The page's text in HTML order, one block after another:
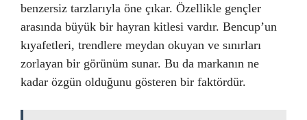
benzersiz tarzlarıyla öne çıkar. Özellikle gençler
arasında büyük bir hayran kitlesi vardır. Bencup’un
kıyafetleri, trendlere meydan okuyan ve sınırları
zorlayan bir görünüm sunar. Bu da markanın ne
kadar özgün olduğunu gösteren bir faktördür.